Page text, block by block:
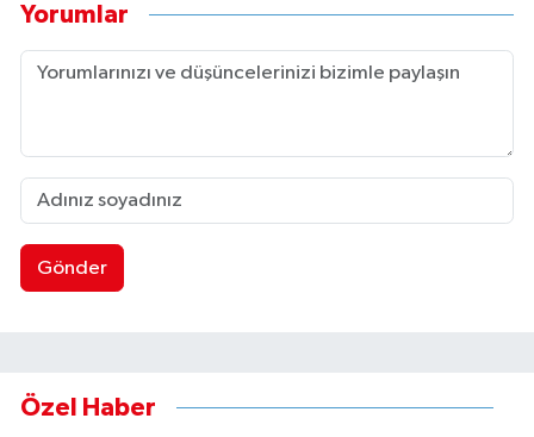
Yorumlar
Gönder
Özel Haber